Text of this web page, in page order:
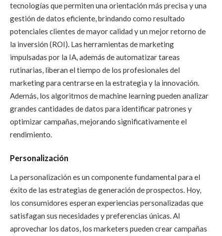
tecnologías que permiten una orientación más precisa y una
gestión de datos eficiente, brindando como resultado
potenciales clientes de mayor calidad y un mejor retorno de
la inversión (ROI). Las herramientas de marketing
impulsadas por la IA, además de automatizar tareas
rutinarias, liberan el tiempo de los profesionales del
marketing para centrarse en la estrategia y la innovación.
Además, los algoritmos de machine learning pueden analizar
grandes cantidades de datos para identificar patrones y
optimizar campañas, mejorando significativamente el
rendimiento.
Personalización
La personalización es un componente fundamental para el
éxito de las estrategias de generación de prospectos. Hoy,
los consumidores esperan experiencias personalizadas que
satisfagan sus necesidades y preferencias únicas. Al
aprovechar los datos, los marketers pueden crear campañas